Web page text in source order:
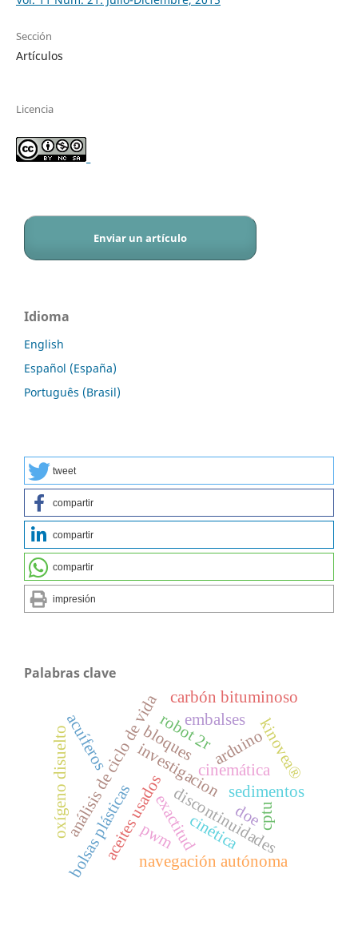
Sección
Artículos
Licencia
_
Enviar un artículo
Idioma
English
Español (España)
Português (Brasil)
tweet
compartir
compartir
compartir
impresión
Palabras clave
investigacionarduino
análisis de ciclo de vidadiscontinuidades
navegación autónoma
cptu
exactitud
oxígeno disuelto sedimentos
kinovea®
cinemática
cinética
bolsas plásticas
carbón bituminoso
acuíferos
aceites usados
bloques
doe
robot 2r
pwm
embalses